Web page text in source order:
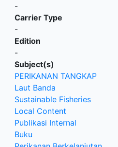
-
Carrier Type
-
Edition
-
Subject(s)
PERIKANAN TANGKAP
Laut Banda
Sustainable Fisheries
Local Content
Publikasi Internal
Buku